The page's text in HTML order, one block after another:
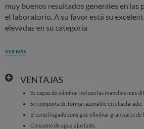
muy buenos resultados generales en las
el laboratorio. A su favor está su
elevadas en su categoría.
VER MÁS
VENTAJAS
Es capaz de eliminar incluso las manchas mas
Se comporta de forma razonable en el aclarado.
El centrifugado consigue eliminar gran parte de
Consumo de agua ajustado.